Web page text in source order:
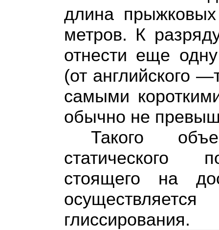
длина
метров. К
отнести еще
(от английского
самыми
обычно не
Такого
статического
стоящего на
глиссирования.